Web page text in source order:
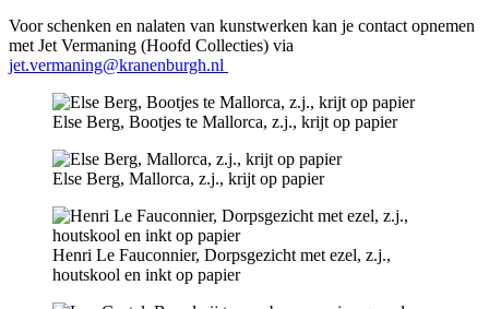
Voor schenken en nalaten van kunstwerken kan je contact opnemen
met Jet Vermaning (Hoofd Collecties) via
jet.vermaning@kranenburgh.nl
Else Berg, Bootjes te Mallorca, z.j., krijt op papier
Else Berg, Mallorca, z.j., krijt op papier
Henri Le Fauconnier, Dorpsgezicht met ezel, z.j.,
houtskool en inkt op papier